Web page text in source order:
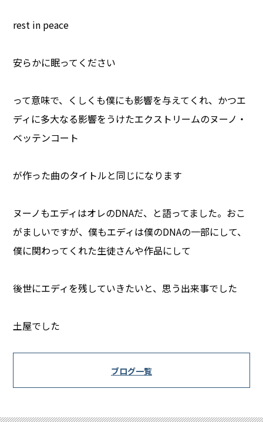
rest in peace
安らかに眠ってください
って意味で、くしくも僕にも影響を与えてくれ、かつエ
ディに多大なる影響をうけたエクストリームのヌーノ・
ベッテンコート
が作った曲のタイトルと同じになります
ヌーノもエディはオレのDNAだ、と語ってました。おこ
がましいですが、僕もエディは僕のDNAの一部にして、
僕に関わってくれた生徒さんや作品にして
後世にエディを残していきたいと、思う出来事でした
土屋でした
ブログ一覧